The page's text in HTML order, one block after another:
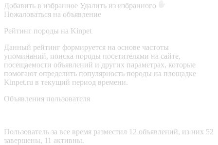
Добавить в избранное Удалить из избранного
Пожаловаться на объявление
Рейтинг породы на Kinpet
Данный рейтинг формируется на основе частоты
упоминаний, поиска породы посетителями на сайте,
посещаемости объявлений и других параметрах, которые
помогают определить популярность породы на площадке
Kinpet.ru в текущий период времени.
Объявления пользователя
Пользователь за все время разместил 12 объявлений, из них 52
завершены, 11 активны.